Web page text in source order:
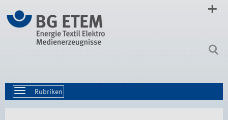
zum
Inhalt
Toggle
navigation